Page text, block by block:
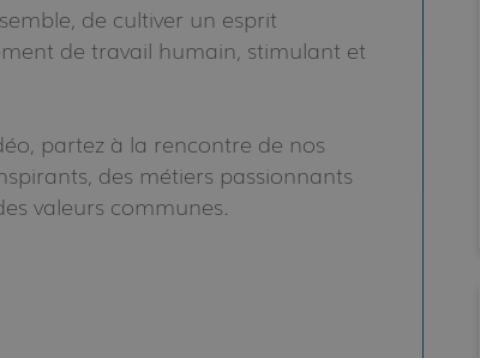
de cultiver un esprit
de travail humain, stimulant et
partez à la rencontre de nos
des métiers passionnants
valeurs communes.